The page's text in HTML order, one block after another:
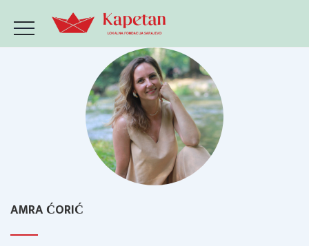
AMRA ĆORIĆ